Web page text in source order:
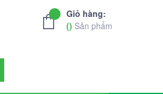
Giỏ hàng:
() Sản phẩm